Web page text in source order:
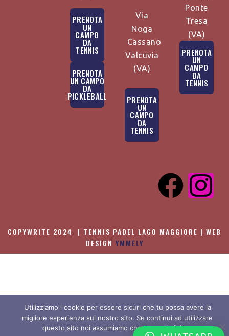
PRENOTA
UN
CAMPO
DA
TENNIS
PRENOTA
UN CAMPO
DA
PICKLEBALL
Via
Noga
Cassano
Valcuvia
(VA)
PRENOTA
UN
CAMPO
DA
TENNIS
Ponte
Tresa
(VA)
PRENOTA
UN
CAMPO
DA
TENNIS
COPYWRITE 2024 | TENNIS PADEL LAGO MAGGIORE | WEB
DESIGN YMMELY
Utilizziamo i cookie per essere sicuri che tu possa avere la
migliore esperienza sul nostro sito. Se continui ad utilizzare
questo sito noi assumiamo che tu ne sia felice.